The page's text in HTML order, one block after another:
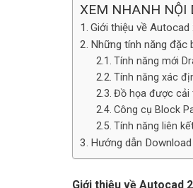
XEM NHANH NỘI
Giới thiệu về Autocad
Những tính năng đặc
Tính năng mới
Tính năng xác
Đồ họa được cải
Công cụ Block
Tính năng liên
Hướng dẫn
Giới thiệu về Autocad